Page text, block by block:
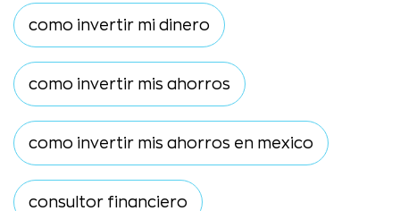
como invertir mi dinero
como invertir mis ahorros
como invertir mis ahorros en mexico
consultor financiero